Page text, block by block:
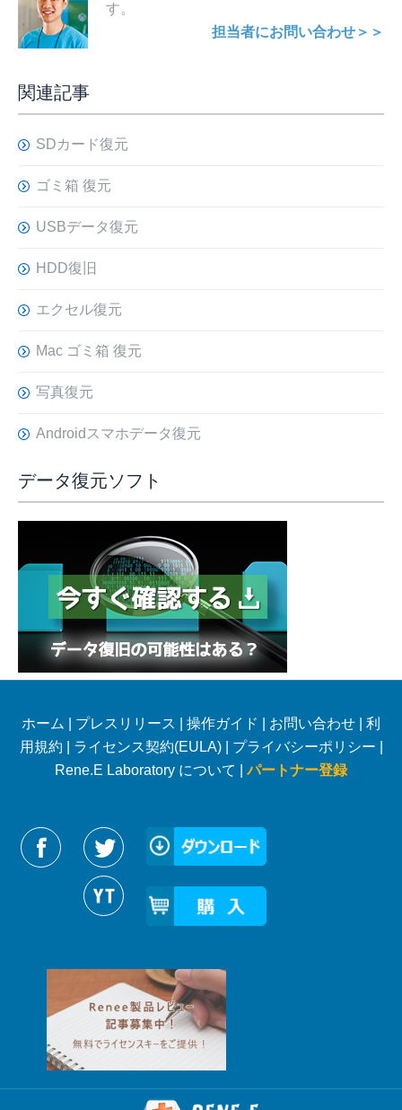
す。
担当者にお問い合わせ＞＞
関連記事
SDカード復元
ゴミ箱 復元
USBデータ復元
HDD復旧
エクセル復元
Mac ゴミ箱 復元
写真復元
Androidスマホデータ復元
データ復元ソフト
ホーム プレスリリース 操作ガイド お問い合わせ
利
用規約
ライセンス契約(EULA)| プライバシーポリシー
Rene.E Laboratory について |パートナー登録
Reneelabをフォローする